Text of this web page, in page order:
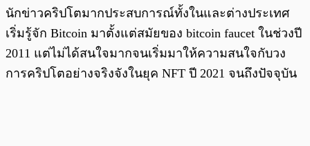
นักข่าวคริปโตมากประสบการณ์ทั้งในและต่างประเทศ
เริ่มรู้จัก Bitcoin มาตั้งแต่สมัยของ bitcoin faucet ในช่วงปี
2011 แต่ไม่ได้สนใจมากจนเริ่มมาให้ความสนใจกับวง
การคริปโตอย่างจริงจังในยุค NFT ปี 2021 จนถึงปัจจุบัน